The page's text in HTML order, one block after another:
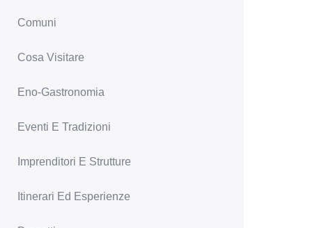
Comuni
Cosa Visitare
Eno-Gastronomia
Eventi E Tradizioni
Imprenditori E Strutture
Itinerari Ed Esperienze